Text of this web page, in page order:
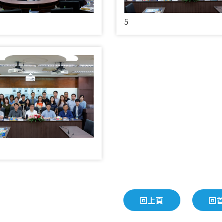
5
回上頁 回